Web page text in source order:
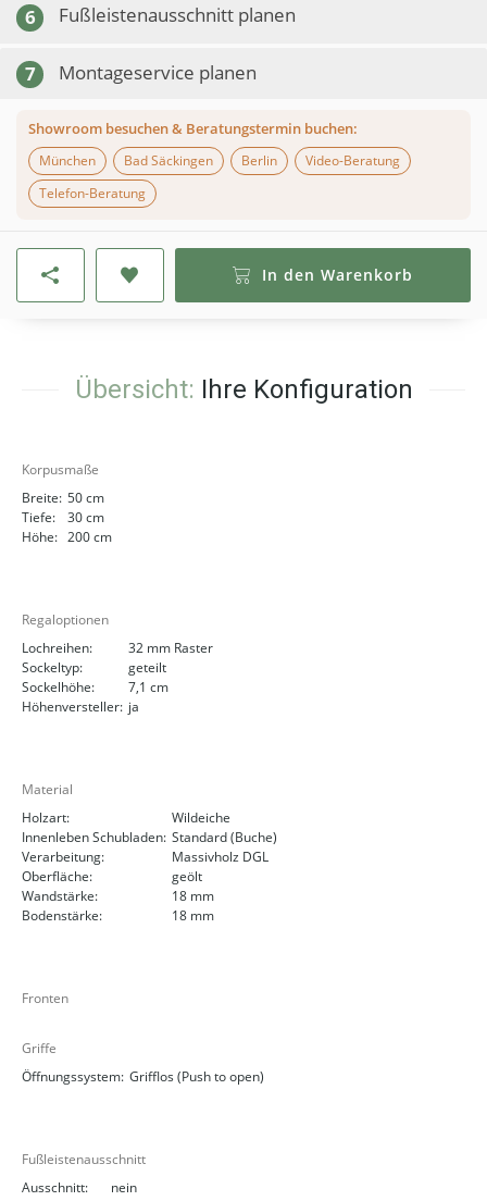
6 Fußleistenausschnitt planen
7 Montageservice planen
Showroom besuchen & Beratungstermin buchen:
München
Bad Säckingen Berlin
Video-Beratung
Telefon-Beratung
In den Warenkorb
Übersicht: Ihre Konfiguration
Korpusmaße
Breite: 50 cm
Tiefe:
30 cm
Höhe: 200 cm
Regaloptionen
Lochreihen:
32 mm Raster
Sockeltyp:
geteilt
Sockelhöhe:
7,1 cm
Höhenversteller: ja
Material
Holzart:
Wildeiche
Innenleben Schubladen: Standard (Buche)
Verarbeitung:
Massivholz DGL
Oberfläche:
geölt
Wandstärke:
18 mm
Bodenstärke:
18 mm
Fronten
Griffe
Öffnungssystem: Grifflos (Push to open)
Fußleistenausschnitt
Ausschnitt:
nein